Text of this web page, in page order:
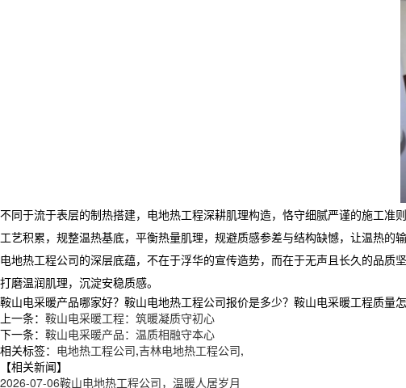
不同于流于表层的制热搭建，电地热工程深耕肌理构造，恪守细腻严谨的施工
工艺积累，规整温热基底，平衡热量肌理，规避质感参差与结构缺憾，让温热的
电地热工程公司的深层底蕴，不在于浮华的宣传造势，而在于无声且长久的品质
打磨温润肌理，沉淀安稳质感。
鞍山电采暖产品哪家好？鞍山电地热工程公司报价是多少？鞍山电采暖工程质
上一条： 鞍山电采暖工程：筑暖凝质守初心
下一条： 鞍山电采暖产品：温质相融守本心
相关标签： 电地热工程公司,吉林电地热工程公司,
【相关新闻】
2026-07-06鞍山电地热工程公司，温暖人居岁月